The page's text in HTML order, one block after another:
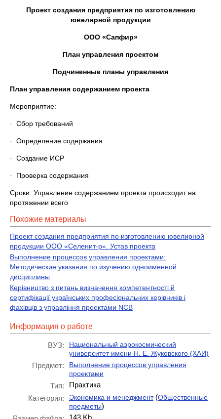
Проект создания предприятия по изготовлению
ювелирной продукции
ООО «Сапфир»
План управления проектом
Подчиненные планы управления
План управления содержанием проекта
Мероприятие:
· Сбор требований
· Определение содержания
· Создание ИСР
· Проверка содержания
Сроки: Управление содержанием проекта происходит на
протяжении всего
Похожие материалы
Проект создания предприятия по изготовлению ювелирной
продукции ООО «Селенит-р». Устав проекта
Выполнение процессов управления проектами:
Методические указания по изучению одноименной
дисциплины
Керівництво з питань визначення компетентності й
сертифікації українських професіональних керівників і
фахівців з управління проектами NCB
Информация о работе
ВУЗ:
Национальный аэрокосмический
университет имени Н. Е. Жуковского (ХАИ)
Предмет:
Выполнение процессов управления
проектами
Тип:
Практика
Категория:
Экономика и менеджмент(Общественные
предметы)
143 Kb